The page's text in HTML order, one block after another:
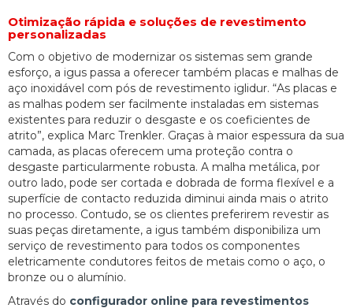
Otimização rápida e soluções de revestimento
personalizadas
Com o objetivo de modernizar os sistemas sem grande
esforço, a igus passa a oferecer também placas e malhas de
aço inoxidável com pós de revestimento iglidur. “As placas e
as malhas podem ser facilmente instaladas em sistemas
existentes para reduzir o desgaste e os coeficientes de
atrito”, explica Marc Trenkler. Graças à maior espessura da sua
camada, as placas oferecem uma proteção contra o
desgaste particularmente robusta. A malha metálica, por
outro lado, pode ser cortada e dobrada de forma flexível e a
superfície de contacto reduzida diminui ainda mais o atrito
no processo. Contudo, se os clientes preferirem revestir as
suas peças diretamente, a igus também disponibiliza um
serviço de revestimento para todos os componentes
eletricamente condutores feitos de metais como o aço, o
bronze ou o alumínio.
Através do configurador online para revestimentos